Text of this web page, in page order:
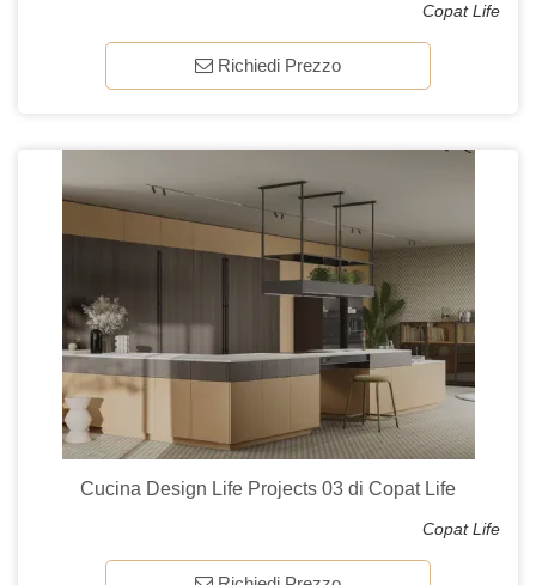
Copat Life
Richiedi Prezzo
Cucina Design Life Projects 03 di Copat Life
Copat Life